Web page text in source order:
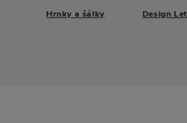
Hrnky a šálky Design